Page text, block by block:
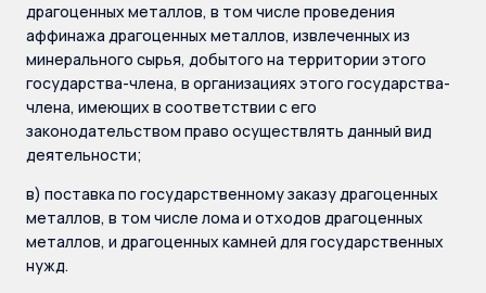
драгоценных металлов, в том числе проведения
аффинажа драгоценных металлов, извлеченных из
минерального сырья, добытого на территории этого
государства-члена, в организациях этого государства-
члена, имеющих в соответствии с его
законодательством право осуществлять данный вид
деятельности;
в) поставка по государственному заказу драгоценных
металлов, в том числе лома и отходов драгоценных
металлов, и драгоценных камней для государственных
нужд.